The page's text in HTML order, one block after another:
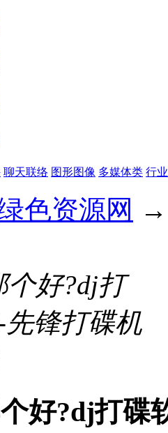
聊天联络 图形图像 多媒体类 行
色资源网
好?dj打碟